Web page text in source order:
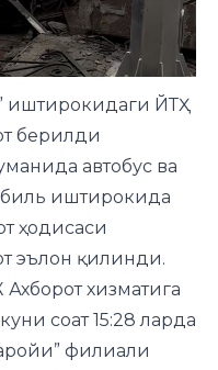
иштирокидаги ЙТҲ
берилди
автобус ва
иштирокида
ҳодисаси
эълон қилинди.
хизматига
соат 15:28 ларда
филиали